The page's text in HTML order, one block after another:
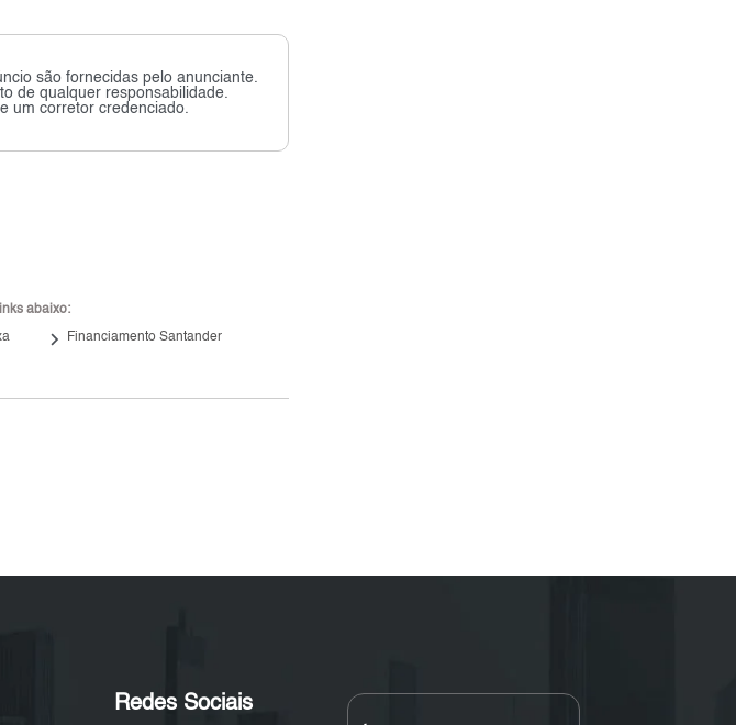
são fornecidas pelo anunciante.
de qualquer responsabilidade.
um corretor credenciado.
abaixo:
keyboard_arrow_right Financiamento Santander
Redes Sociais